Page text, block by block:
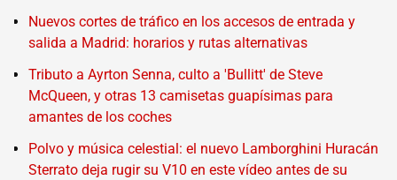
Nuevos cortes de tráfico en los accesos de entrada y
salida a Madrid: horarios y rutas alternativas
Tributo a Ayrton Senna, culto a 'Bullitt' de Steve
McQueen, y otras 13 camisetas guapísimas para
amantes de los coches
Polvo y música celestial: el nuevo Lamborghini Huracán
Sterrato deja rugir su V10 en este vídeo antes de su